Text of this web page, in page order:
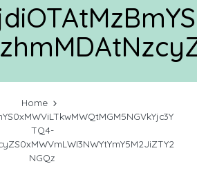
Home
TQ4-
NGQz